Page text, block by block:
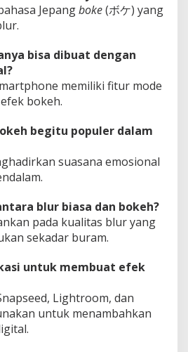
Jepangboke(ボケ) yang
bisa dibuat dengan
memiliki fitur mode
bokeh.
begitu populer dalam
suasana emosional
blur biasa dan bokeh?
pada kualitas blur yang
sekadar buram.
untuk membuat efek
Lightroom, dan
untuk menambahkan